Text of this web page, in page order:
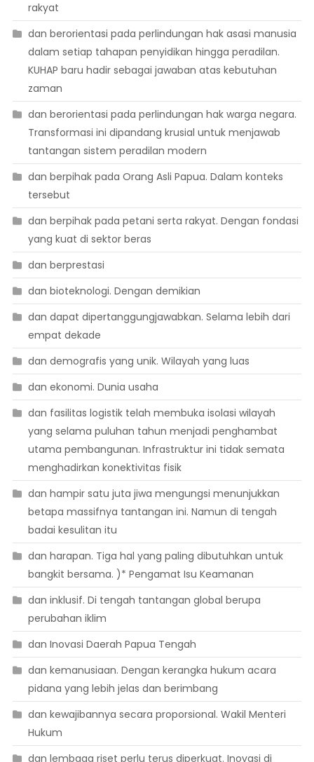
rakyat
dan berorientasi pada perlindungan hak asasi manusia
dalam setiap tahapan penyidikan hingga peradilan.
KUHAP baru hadir sebagai jawaban atas kebutuhan
zaman
dan berorientasi pada perlindungan hak warga negara.
Transformasi ini dipandang krusial untuk menjawab
tantangan sistem peradilan modern
dan berpihak pada Orang Asli Papua. Dalam konteks
tersebut
dan berpihak pada petani serta rakyat. Dengan fondasi
yang kuat di sektor beras
dan berprestasi
dan bioteknologi. Dengan demikian
dan dapat dipertanggungjawabkan. Selama lebih dari
empat dekade
dan demografis yang unik. Wilayah yang luas
dan ekonomi. Dunia usaha
dan fasilitas logistik telah membuka isolasi wilayah
yang selama puluhan tahun menjadi penghambat
utama pembangunan. Infrastruktur ini tidak semata
menghadirkan konektivitas fisik
dan hampir satu juta jiwa mengungsi menunjukkan
betapa massifnya tantangan ini. Namun di tengah
badai kesulitan itu
dan harapan. Tiga hal yang paling dibutuhkan untuk
bangkit bersama. )* Pengamat Isu Keamanan
dan inklusif. Di tengah tantangan global berupa
perubahan iklim
dan Inovasi Daerah Papua Tengah
dan kemanusiaan. Dengan kerangka hukum acara
pidana yang lebih jelas dan berimbang
dan kewajibannya secara proporsional. Wakil Menteri
Hukum
dan lembaga riset perlu terus diperkuat. Inovasi di